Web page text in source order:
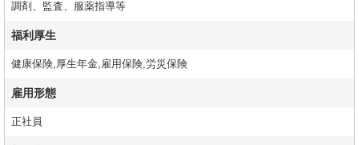
調剤、監査、服薬指導等
福利厚生
健康保険,厚生年金,雇用保険,労災保険
雇用形態
正社員